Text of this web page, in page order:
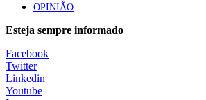
OPINIÃO
Esteja sempre informado
Facebook
Twitter
Linkedin
Youtube